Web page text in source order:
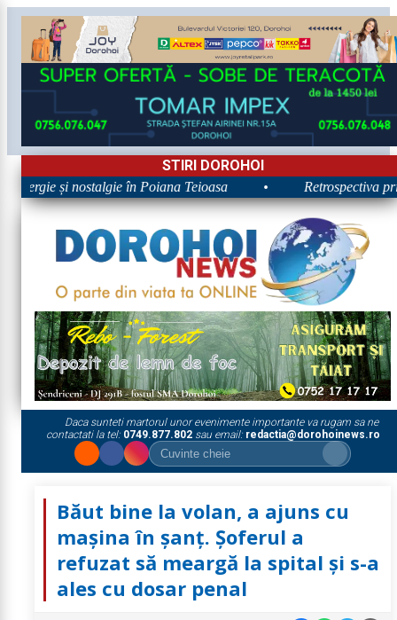
STIRI DOROHOI
și nostalgie în Poiana Teioasa Retrospectiva
Daca sunteti martorul unor evenimente importante va rugam sa ne
contactati la tel: 0749.877.802sau email: redactia@dorohoinews.ro
Băut bine la volan, a ajuns cu
mașina în șanț. Șoferul a
refuzat să meargă la spital și s-a
ales cu dosar penal